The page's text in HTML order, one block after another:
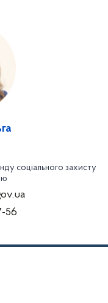
соціального захисту
56